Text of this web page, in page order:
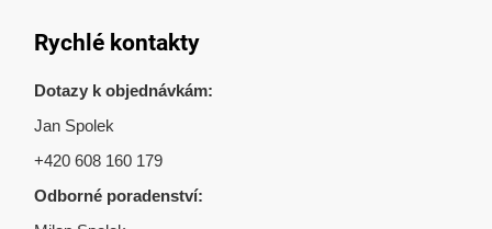
Rychlé kontakty
Dotazy k objednávkám:
Jan Spolek
+420 608 160 179
Odborné poradenství: